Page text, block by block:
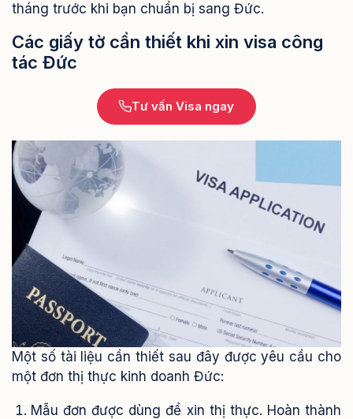
tháng trước khi bạn chuẩn bị sang Đức.
Các giấy tờ cần thiết khi xin visa công
tác Đức
Tư vấn Visa ngay
Một số tài liệu cần thiết sau đây được yêu cầu cho
một đơn thị thực kinh doanh Đức:
Mẫu đơn được dùng để xin thị thực. Hoàn thành